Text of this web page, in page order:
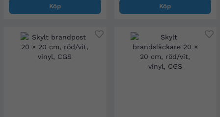
Köp Köp